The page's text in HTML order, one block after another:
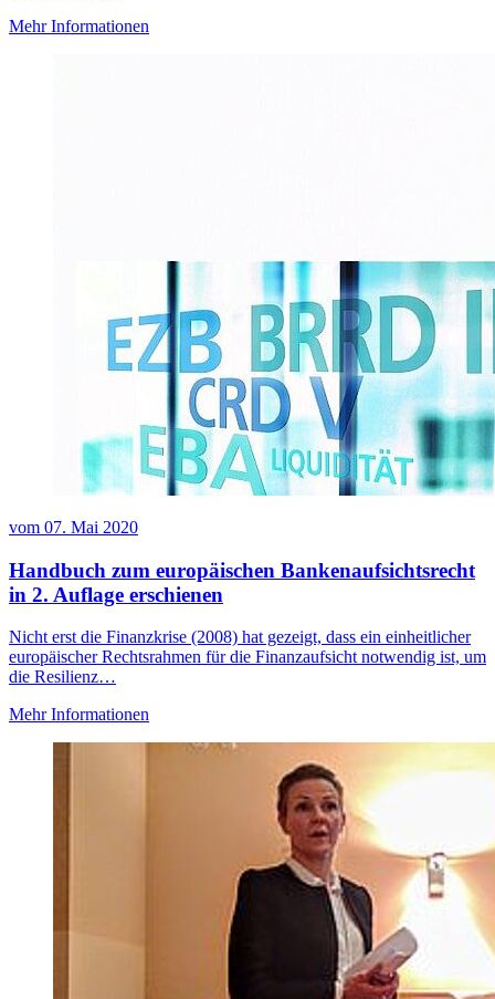
Mehr Informationen
vom 07. Mai 2020
Handbuch zum europäischen Bankenaufsichtsrecht
in 2. Auflage erschienen
Nicht erst die Finanzkrise (2008) hat gezeigt, dass ein einheitlicher
europäischer Rechtsrahmen für die Finanzaufsicht notwendig ist, um
die Resilienz…
Mehr Informationen